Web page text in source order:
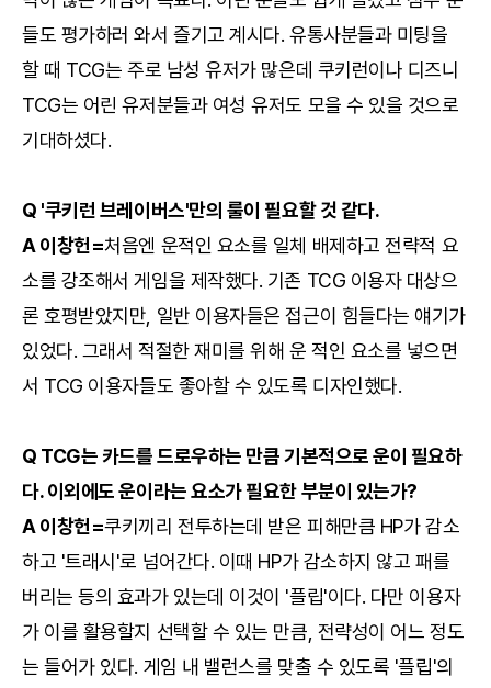
들도 평가하러 와서 즐기고 계시다. 유통사분들과 미팅을
할 때 TCG는 주로 남성 유저가 많은데 쿠키런이나 디즈니
TCG는 어린 유저분들과 여성 유저도 모을 수 있을 것으로
기대하셨다.
Q '쿠키런 브레이버스'만의 룰이 필요할 것 같다.
A 이창헌=처음엔 운적인 요소를 일체 배제하고 전략적 요
소를 강조해서 게임을 제작했다. 기존 TCG 이용자 대상으
론 호평받았지만, 일반 이용자들은 접근이 힘들다는 얘기가
있었다. 그래서 적절한 재미를 위해 운 적인 요소를 넣으면
서 TCG 이용자들도 좋아할 수 있도록 디자인했다.
Q TCG는 카드를 드로우하는 만큼 기본적으로 운이 필요하
다. 이외에도 운이라는 요소가 필요한 부분이 있는가?
A 이창헌=쿠키끼리 전투하는데 받은 피해만큼 HP가 감소
하고 '트래시'로 넘어간다. 이때 HP가 감소하지 않고 패를
버리는 등의 효과가 있는데 이것이 '플립'이다. 다만 이용자
가 이를 활용할지 선택할 수 있는 만큼, 전략성이 어느 정도
는 들어가 있다. 게임 내 밸런스를 맞출 수 있도록 '플립'의